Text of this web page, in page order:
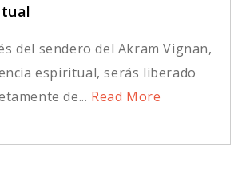
del sendero del Akram Vignan,
espiritual, serás liberado
de... Read More